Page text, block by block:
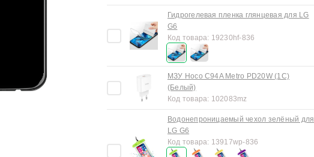
Гидрогелевая пленка глянцевая для LG
G6
Код товара: 19230hf-836
МЗУ Hoco C94A Metro PD20W (1C)
(Белый)
Код товара: 102083mz
Водонепроницаемый чехол зелёный для
LG G6
Код товара: 13917wp-836